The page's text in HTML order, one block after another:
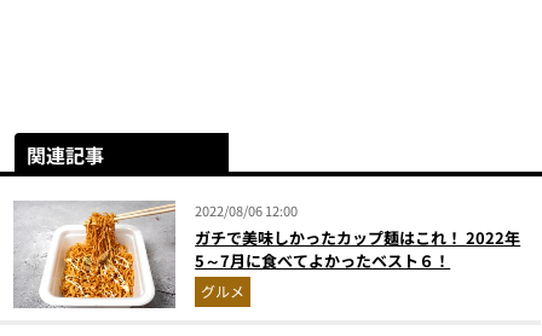
関連記事
2022/08/06 12:00
ガチで美味しかったカップ麺はこれ！ 2022年
5～7月に食べてよかったベスト６！
グルメ